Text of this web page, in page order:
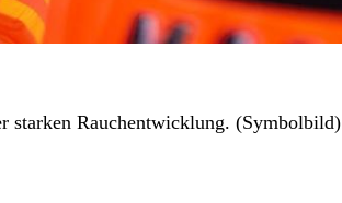
starken Rauchentwicklung. (Symbolbild)